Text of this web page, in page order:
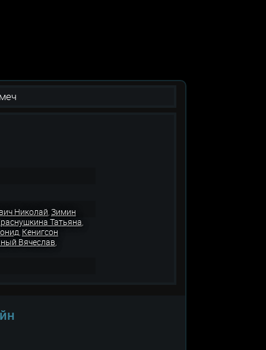
Николай,Зимин
Татьяна,
, Кенигсон
Вячеслав,